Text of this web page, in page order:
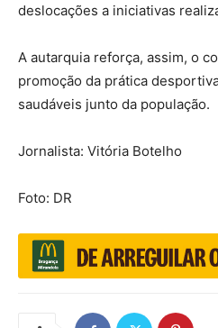
deslocações a iniciativas
A autarquia reforça, assim, o
promoção da prática
saudáveis junto da população.
Jornalista: Vitória Botelho
Foto: DR